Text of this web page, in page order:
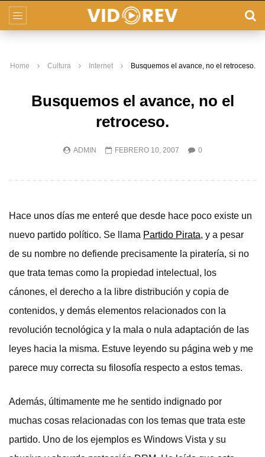
Home Cultura Internet Busquemos el avance, no el retroceso.
Busquemos el avance, no el
retroceso.
ADMIN FEBRERO 10, 2007 0
Hace unos días me enteré que desde hace poco existe un
nuevo partido político. Se llama Partido Pirata, y a pesar
de su nombre no defiende precisamente la piratería, si no
que trata temas como la propiedad intelectual, los
cánones, el derecho a la libre distribución y copia de
contenidos, y demás elementos relacionados con la
revolución tecnológica y la mala o nula adaptación de las
leyes hacia la misma. Estuve leyendo su página web y me
parece muy correcta su filosofía respecto a estos temas.
Además, últimamente me he sentido indignado por
muchas cosas relacionadas con los temas que trata este
partido. Uno de los ejemplos es Windows Vista y su